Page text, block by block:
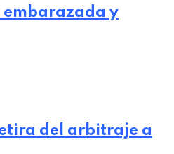
embarazada y
del arbitraje a